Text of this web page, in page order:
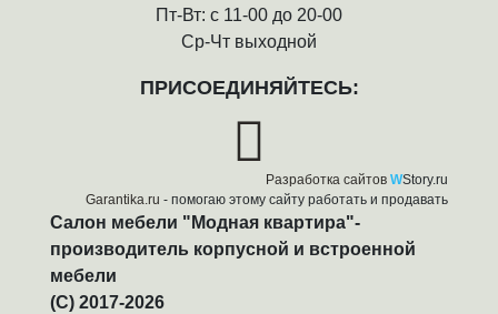
Пт-Вт: с 11-00 до 20-00
Ср-Чт выходной
ПРИСОЕДИНЯЙТЕСЬ:
Разработка сайтов WStory.ru
Garantika.ru - помогаю этому сайту работать и продавать
Салон мебели "Модная квартира"-
производитель корпусной и встроенной
мебели
(C) 2017-2026